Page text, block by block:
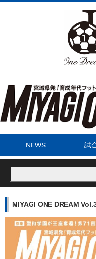
NEWS 試
MIYAGI ONE DREAM